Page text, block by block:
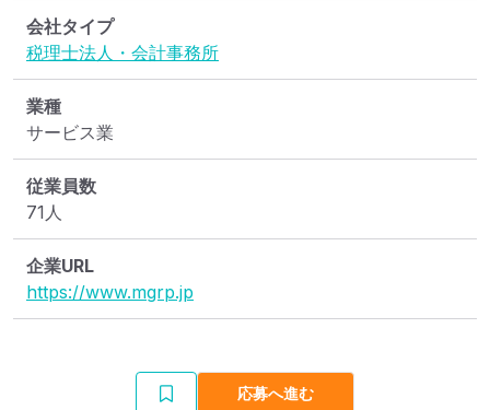
会社タイプ
税理士法人・会計事務所
業種
サービス業
従業員数
71人
企業URL
https://www.mgrp.jp
応募へ進む